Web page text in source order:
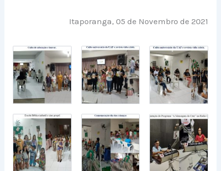
Itaporanga, 05 de Novembro de 2021